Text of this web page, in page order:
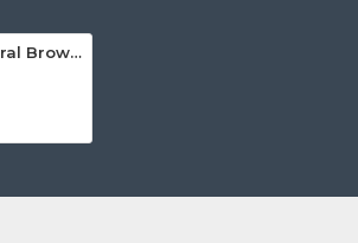
Almond Crush Natural Brown (Non-Roasted) 250gm